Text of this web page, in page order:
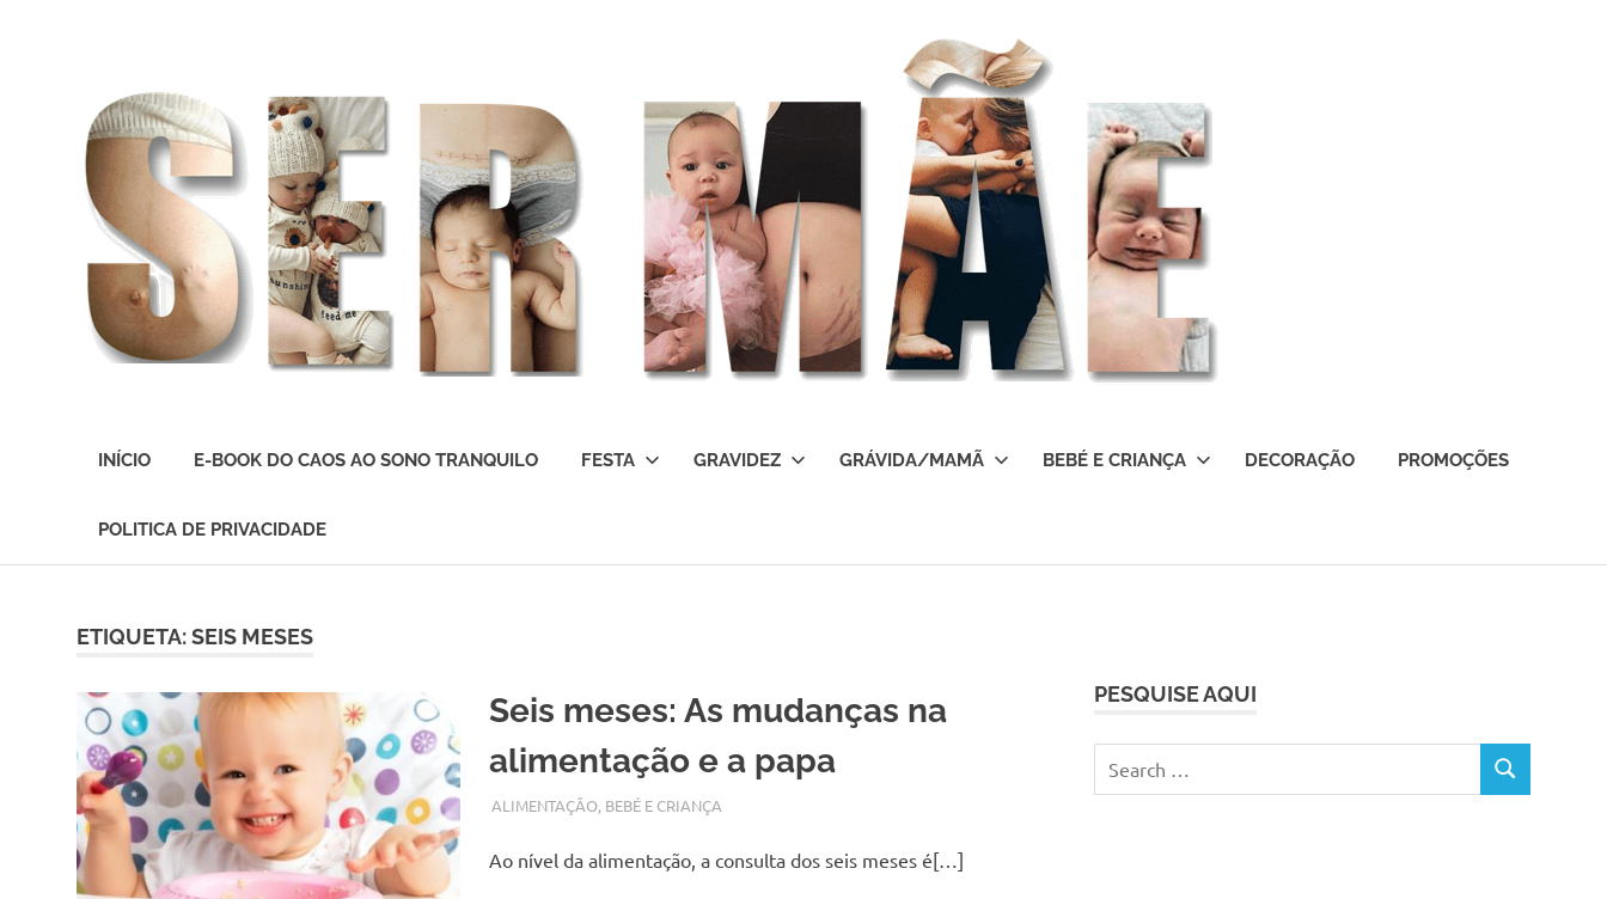
presente
INÍCIO E-BOOK DO CAOS AO SONO TRANQUILO FESTA GRAVIDEZ GRÁVIDA/MAMÃ BEBÉ E CRIANÇA DECORAÇÃO PROMOÇÕES
POLITICA DE PRIVACIDADE
ETIQUETA:SEIS MESES
Seis meses: As mudanças na
alimentação e a papa
SETEMBRO 19, 2017
ADMIN
ALIMENTAÇÃO, BEBÉ E CRIANÇA
Ao nível da alimentação, a consulta dos seis meses é[…]
PESQUISE AQUI
for:
SEARCH